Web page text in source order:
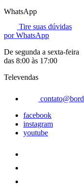
WhatsApp
Tire suas dúvidas
por WhatsApp
De segunda a sexta-feira
das 8:00 às 17:00
Televendas
facebook
instagram
youtube